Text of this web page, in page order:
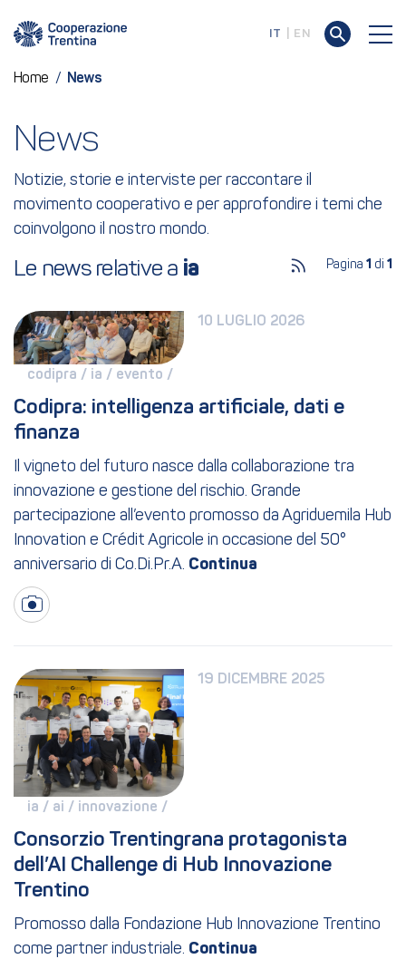
IT EN
Home / News
News
Notizie, storie e interviste per raccontare il
movimento cooperativo e per approfondire i temi che
coinvolgono il nostro mondo.
Le news relative a ia Pagina 1 di 1
10 LUGLIO 2026
codipra / ia / evento /
Codipra: intelligenza artificiale, dati e
finanza
Il vigneto del futuro nasce dalla collaborazione tra
innovazione e gestione del rischio. Grande
partecipazione all’evento promosso da Agriduemila Hub
Innovation e Crédit Agricole in occasione del 50°
anniversario di Co.Di.Pr.A.
19 DICEMBRE 2025
ia / ai / innovazione /
Consorzio Trentingrana protagonista
dell’AI Challenge di Hub Innovazione
Trentino
Promosso dalla Fondazione Hub Innovazione Trentino
come partner industriale.